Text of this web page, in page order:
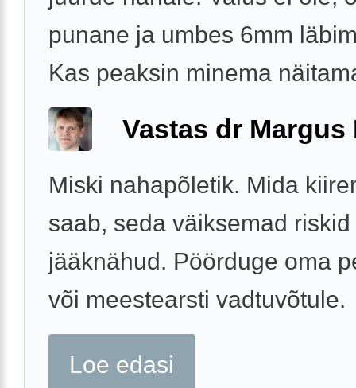
punane ja umbes 6mm
Kas peaksin minema
Vastas dr Margus
Miski nahapõletik. Mida
saab, seda väiksemad riskid
jääknähud. Pöörduge oma
või meestearsti vadtuvõtule.
Loe edasi